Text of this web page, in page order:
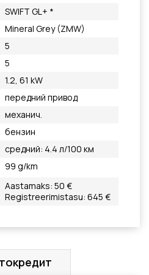
SWIFT GL+ *
Mineral Grey (ZMW)
5
5
1.2, 61 kW
передний привод
механич.
бензин
средний: 4.4 л/100 км
99 g/km
Aastamaks: 50 €
Registreerimistasu: 645 €